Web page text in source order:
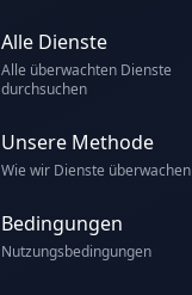
Alle Dienste
Alle überwachten Dienste
durchsuchen
Unsere Methode
Wie wir Dienste überwachen
Bedingungen
Nutzungsbedingungen